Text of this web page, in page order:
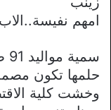
امهم
سمية مواليد 91 طيبة ومؤدبة وحيدة امها متخرجة
حلمها تكون
وخشت كلية